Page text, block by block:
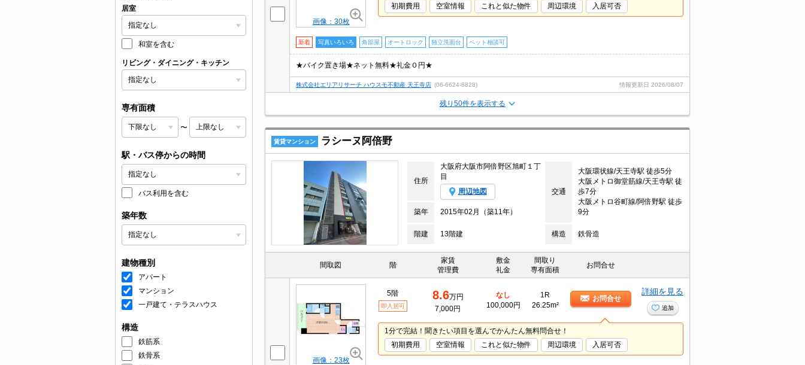
居室
和室を含む
リビング・ダイニング・キッチン
専有面積
〜
駅・バス停からの時間
バス利用を含む
築年数
建物種別
アパート
マンション
一戸建て・テラスハウス
構造
鉄筋系
鉄骨系
画像：30枚
初期費用
空室情報 これと似た物件 周辺環境 入居可否
新着 写真いろいろ 角部屋 オートロック 独立洗面台 ペット相談可
★バイク置き場★ネット無料★礼金０円★
株式会社エリアリサーチ ハウスモ不動産 天王寺店 (06-6624-8828) 情報更新日 2026/08/07
残り50件を表示する
賃貸マンション ラシーヌ阿倍野
住所
大阪府大阪市阿倍野区旭町１丁
目
周辺地図 交通
大阪環状線/天王寺駅 徒歩5分
大阪メトロ御堂筋線/天王寺駅 徒
歩7分
大阪メトロ谷町線/阿倍野駅 徒歩
9分
築年 2015年02月（築11年）
階建 13階建 構造 鉄骨造
間取図 階
家賃
管理費
敷金
礼金
間取り
専有面積
お問合せ
画像：23枚
5階
即入居可
8.6万円
7,000円
なし
100,000円
1R
26.25m²
お問合せ
詳細を見る
追加
1分で完結！聞きたい項目を選んでかんたん無料問合せ！
初期費用
空室情報 これと似た物件 周辺環境 入居可否